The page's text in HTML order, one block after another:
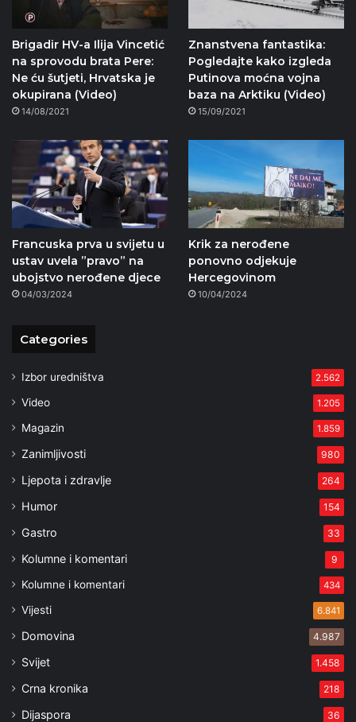
Brigadir HV-a Ilija Vincetić
na sprovodu brata Pere:
Ne ću šutjeti, Hrvatska je
okupirana (Video)
14/08/2021
Znanstvena fantastika:
Pogledajte kako izgleda
Putinova moćna vojna
baza na Arktiku (Video)
15/09/2021
Francuska prva u svijetu u
ustav uvela ”pravo” na
ubojstvo nerođene djece
04/03/2024
Krik za nerođene
ponovno odjekuje
Hercegovinom
10/04/2024
Categories
Izbor uredništva 2.562
Video 1.205
Magazin 1.859
Zanimljivosti 980
Ljepota i zdravlje 264
Humor 154
Gastro 33
Kolumne i komentari 9
Kolumne i komentari 434
Vijesti 6.841
Domovina 4.987
Svijet 1.458
Crna kronika 218
Dijaspora 36